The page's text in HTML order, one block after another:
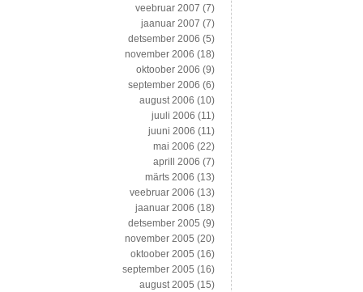
veebruar 2007 (7)
jaanuar 2007 (7)
detsember 2006 (5)
november 2006 (18)
oktoober 2006 (9)
september 2006 (6)
august 2006 (10)
juuli 2006 (11)
juuni 2006 (11)
mai 2006 (22)
aprill 2006 (7)
märts 2006 (13)
veebruar 2006 (13)
jaanuar 2006 (18)
detsember 2005 (9)
november 2005 (20)
oktoober 2005 (16)
september 2005 (16)
august 2005 (15)